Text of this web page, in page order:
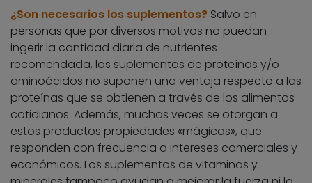
¿Son necesarios los suplementos? Salvo en
personas que por diversos motivos no puedan
ingerir la cantidad diaria de nutrientes
recomendada, los suplementos de proteínas y/o
aminoácidos no suponen una ventaja respecto a las
proteínas que se obtienen a través de los alimentos
cotidianos. Además, muchas veces se otorgan a
estos productos propiedades «mágicas», que
responden con frecuencia a intereses comerciales y
económicos. Los suplementos de vitaminas y